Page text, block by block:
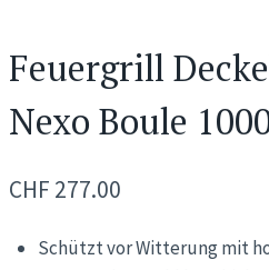
Feuergrill
Nexo Boule
CHF 277.00
Schützt vor Witterung mit